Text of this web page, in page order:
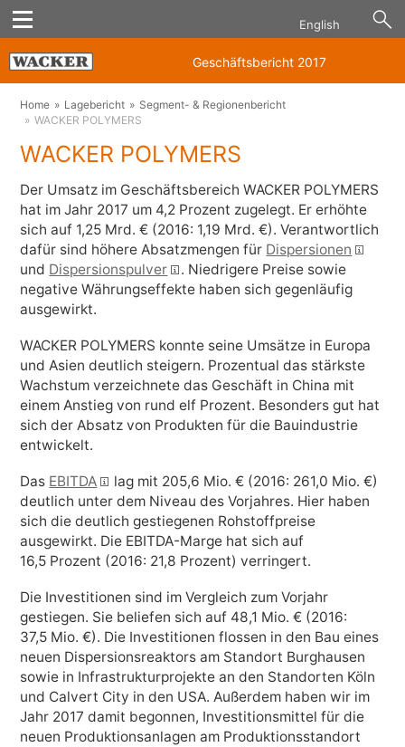
English
Geschäftsbericht 2017
Home Lagebericht
Segment- & Regionenbericht
WACKER POLYMERS
WACKER POLYMERS
Der Umsatz im Geschäftsbereich WACKER POLYMERS
hat im Jahr 2017 um 4,2 Prozent zugelegt. Er erhöhte
sich auf 1,25 Mrd. € (2016: 1,19 Mrd. €). Verantwortlich
dafür sind höhere Absatzmengen für Dispersionen
und Dispersionspulver
. Niedrigere Preise sowie
negative Währungseffekte haben sich gegenläufig
ausgewirkt.
WACKER POLYMERS konnte seine Umsätze in Europa
und Asien deutlich steigern. Prozentual das stärkste
Wachstum verzeichnete das Geschäft in China mit
einem Anstieg von rund elf Prozent. Besonders gut hat
sich der Absatz von Produkten für die Bauindustrie
entwickelt.
Das EBITDA lag mit 205,6 Mio. € (2016: 261,0 Mio. €)
deutlich unter dem Niveau des Vorjahres. Hier haben
sich die deutlich gestiegenen Rohstoffpreise
ausgewirkt. Die EBITDA-Marge hat sich auf
16,5 Prozent (2016: 21,8 Prozent) verringert.
Die Investitionen sind im Vergleich zum Vorjahr
gestiegen. Sie beliefen sich auf 48,1 Mio. € (2016:
37,5 Mio. €). Die Investitionen flossen in den Bau eines
neuen Dispersionsreaktors am Standort Burghausen
sowie in Infrastrukturprojekte an den Standorten Köln
und Calvert City in den USA. Außerdem haben wir im
Jahr 2017 damit begonnen, Investitionsmittel für die
neuen Produktionsanlagen am Produktionsstandort